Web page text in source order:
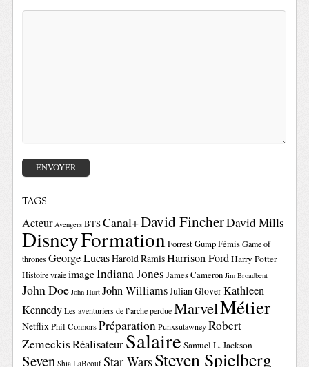
TAGS
Acteur Avengers BTSCanal+David FincherDavid Mills
DisneyFormationForrest GumpFémis Game of
thrones George LucasHarold RamisHarrison FordHarry Potter
Histoire vraie imageIndiana Jones James Cameron Jim Broadbent
John Doe John Hurt John WilliamsJulian GloverKathleen
Kennedy Les aventuriers de l’arche perdue MarvelMétier
NetflixPhil ConnorsPréparation Punxsutawney Robert
ZemeckisRéalisateurSalaire Samuel L. Jackson
Seven Shia LaBeouf Star WarsSteven Spielberg